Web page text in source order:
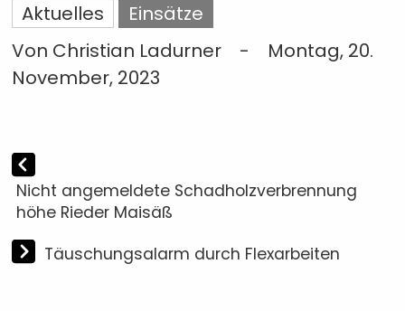
Aktuelles
Einsätze
Von Christian Ladurner
-
Montag, 20.
November, 2023
Nicht angemeldete Schadholzverbrennung
höhe Rieder Maisäß
Täuschungsalarm durch Flexarbeiten